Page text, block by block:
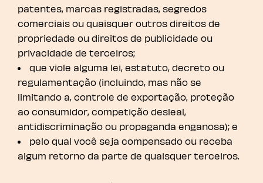
patentes, marcas registradas, segredos
comerciais ou quaisquer outros direitos de
propriedade ou direitos de publicidade ou
privacidade de terceiros;
que viole alguma lei, estatuto, decreto ou
regulamentação (incluindo, mas não se
limitando a, controle de exportação, proteção
ao consumidor, competição desleal,
antidiscriminação ou propaganda enganosa); e
pelo qual você seja compensado ou receba
algum retorno da parte de quaisquer terceiros.